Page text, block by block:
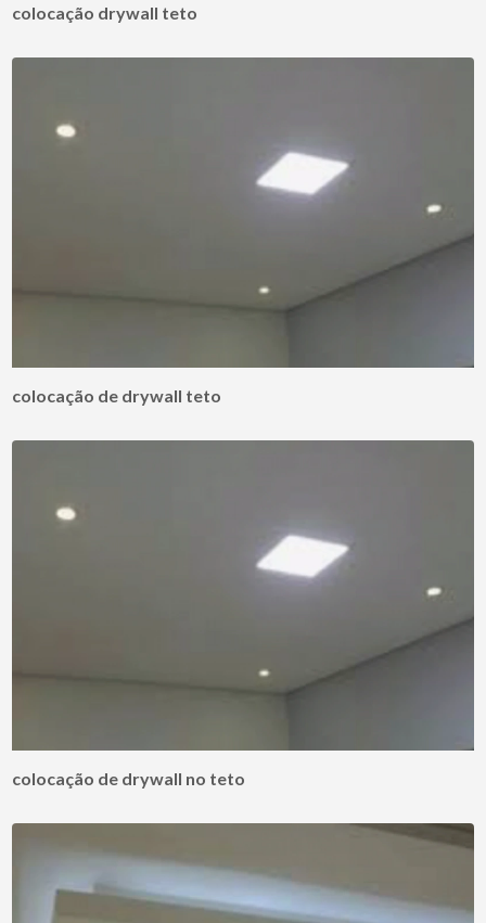
colocação drywall teto
colocação de drywall teto
colocação de drywall no teto